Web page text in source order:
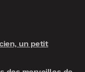
un petit